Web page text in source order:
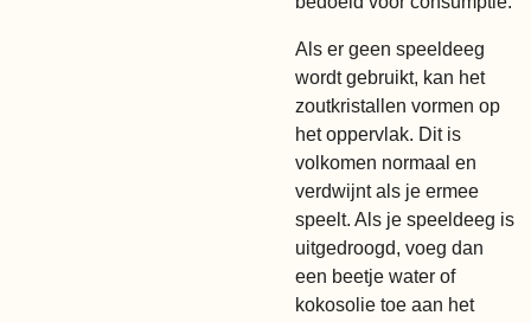
Als er geen speeldeeg
wordt gebruikt, kan het
zoutkristallen vormen op
het oppervlak. Dit is
volkomen normaal en
verdwijnt als je ermee
speelt. Als je speeldeeg is
uitgedroogd, voeg dan
een beetje water of
kokosolie toe aan het